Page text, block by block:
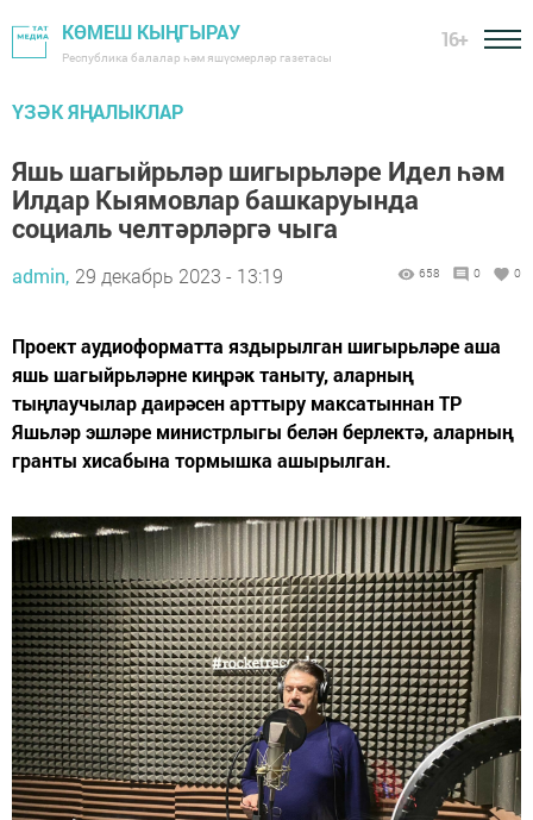
КӨМЕШ КЫҢГЫРАУ
Республика балалар һәм яшүсмерләр газетасы
16+
ҮЗӘК ЯҢАЛЫКЛАР
Яшь шагыйрьләр шигырьләре Идел һәм
Илдар Кыямовлар башкаруында
социаль челтәрләргә чыга
admin, 29 декабрь 2023 - 13:19 658 0 0
Проект аудиоформатта яздырылган шигырьләре аша
яшь шагыйрьләрне киңрәк таныту, аларның
тыңлаучылар даирәсен арттыру максатыннан ТР
Яшьләр эшләре министрлыгы белән берлектә, аларның
гранты хисабына тормышка ашырылган.